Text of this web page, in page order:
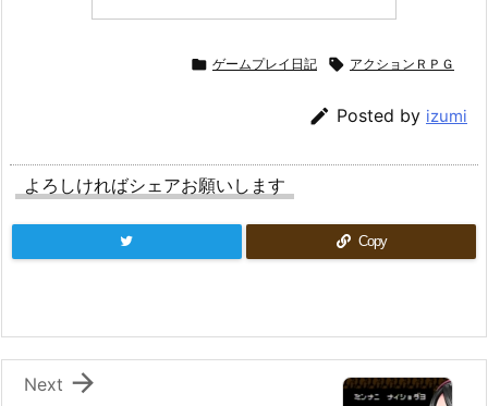
 ゲームプレイ日記  アクションＲＰＧ
 Posted by izumi
よろしければシェアお願いします
Copy

Next